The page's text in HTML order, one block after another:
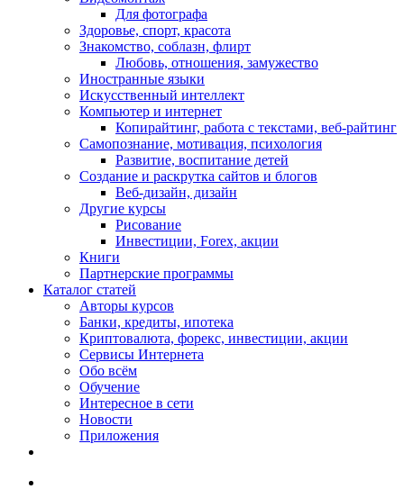
Для фотографа
Здоровье, спорт, красота
Знакомство, соблазн, флирт
Любовь, отношения, замужество
Иностранные языки
Искусственный интеллект
Компьютер и интернет
Копирайтинг, работа с текстами, веб-райтинг
Самопознание, мотивация, психология
Развитие, воспитание детей
Создание и раскрутка сайтов и блогов
Веб-дизайн, дизайн
Другие курсы
Рисование
Инвестиции, Forex, акции
Книги
Партнерские программы
Каталог статей
Авторы курсов
Банки, кредиты, ипотека
Криптовалюта, форекс, инвестиции, акции
Сервисы Интернета
Обо всём
Обучение
Интересное в сети
Новости
Приложения